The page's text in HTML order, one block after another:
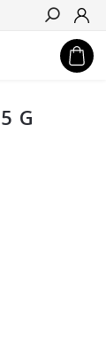
Hledat
G